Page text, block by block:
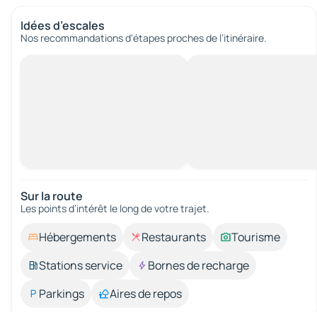
Idées d’escales
Nos recommandations d'étapes proches de l’itinéraire.
Sur la route
Les points d’intérêt le long de votre trajet.
Hébergements Restaurants
Tourisme
Stations service
Bornes de recharge
Parkings
Aires de repos